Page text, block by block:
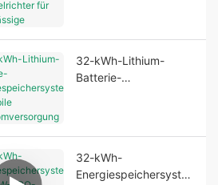
32-kWh-Lithium-
Batterie-
32-kWh-
Energiespeichersyste